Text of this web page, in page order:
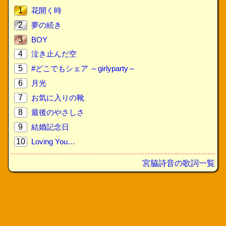
1
花開く時
2
夢の続き
3
BOY
4
泣き止んだ空
5
#どこでもシェア ～girlyparty～
6
月光
7
お気に入りの靴
8
最後のやさしさ
9
結婚記念日
10
Loving You…
宮脇詩音の歌詞一覧